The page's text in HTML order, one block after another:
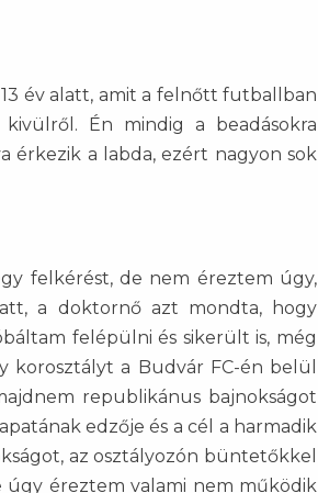
év alatt, amit a felnőtt futballban
Én mindig a beadásokra
érkezik a labda, ezért nagyon sok
felkérést, de nem éreztem úgy,
a doktornő azt mondta, hogy
felépülni és sikerült is, még
a Budvár FC-én belül
republikánus bajnokságot
edzője és a cél a harmadik
az osztályozón büntetőkkel
éreztem valami nem működik